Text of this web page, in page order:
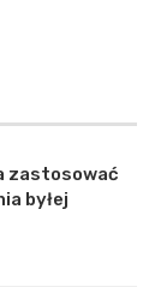
zastosować
byłej